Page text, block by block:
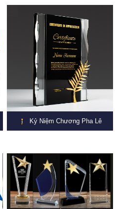
Kỷ Niệm Chương Pha Lê